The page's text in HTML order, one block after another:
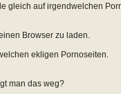
gleich auf irgendwelchen
Browser zu laden.
ekligen Pornoseiten.
man das weg?